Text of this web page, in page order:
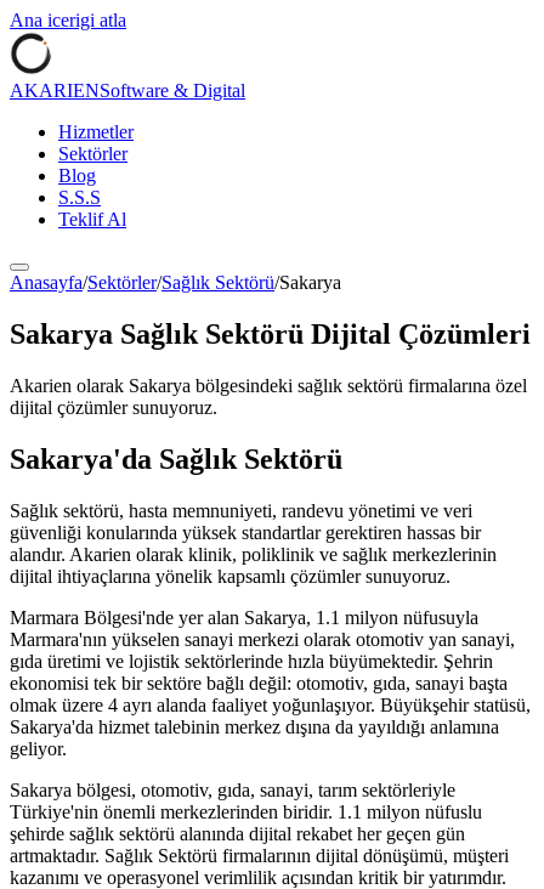
Ana icerigi atla
AKARIENSoftware & Digital
Hizmetler
Sektörler
Blog
S.S.S
Teklif Al
Anasayfa/Sektörler/Sağlık Sektörü/Sakarya
Sakarya Sağlık Sektörü Dijital Çözümleri
Akarien olarak Sakarya bölgesindeki sağlık sektörü firmalarına özel
dijital çözümler sunuyoruz.
Sakarya'da Sağlık Sektörü
Sağlık sektörü, hasta memnuniyeti, randevu yönetimi ve veri
güvenliği konularında yüksek standartlar gerektiren hassas bir
alandır. Akarien olarak klinik, poliklinik ve sağlık merkezlerinin
dijital ihtiyaçlarına yönelik kapsamlı çözümler sunuyoruz.
Marmara Bölgesi'nde yer alan Sakarya, 1.1 milyon nüfusuyla
Marmara'nın yükselen sanayi merkezi olarak otomotiv yan sanayi,
gıda üretimi ve lojistik sektörlerinde hızla büyümektedir. Şehrin
ekonomisi tek bir sektöre bağlı değil: otomotiv, gıda, sanayi başta
olmak üzere 4 ayrı alanda faaliyet yoğunlaşıyor. Büyükşehir statüsü,
Sakarya'da hizmet talebinin merkez dışına da yayıldığı anlamına
geliyor.
Sakarya bölgesi, otomotiv, gıda, sanayi, tarım sektörleriyle
Türkiye'nin önemli merkezlerinden biridir. 1.1 milyon nüfuslu
şehirde sağlık sektörü alanında dijital rekabet her geçen gün
artmaktadır. Sağlık Sektörü firmalarının dijital dönüşümü, müşteri
kazanımı ve operasyonel verimlilik açısından kritik bir yatırımdır.